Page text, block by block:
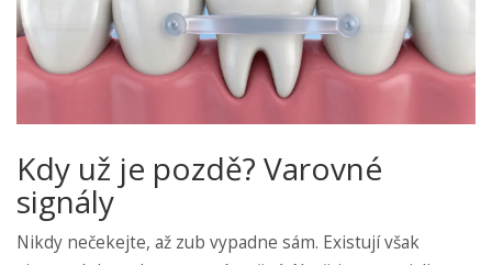
Kdy už je pozdě? Varovné
signály
Nikdy nečekejte, až zub vypadne sám. Existují však